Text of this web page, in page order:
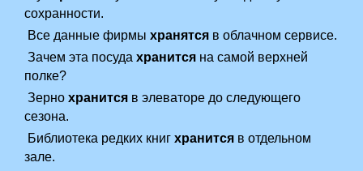
сохранности.
Все данные фирмыхранятся в облачном сервисе.
Зачем эта посудахранится на самой верхней
полке?
Зернохранится в элеваторе до следующего
сезона.
Библиотека редких книгхранится в отдельном
зале.